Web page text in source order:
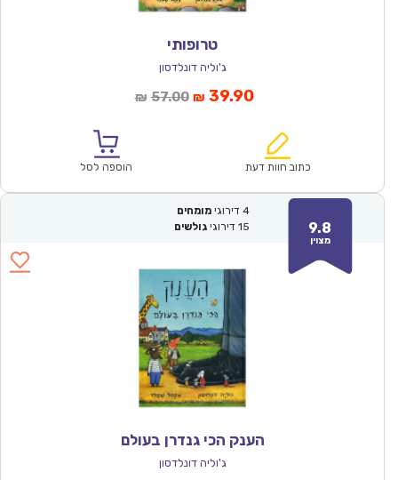
טרופותי
ג'וליה דונלדסון
₪ 57.00המחיר
₪57.00.
₪ 39.90המחיר
הוא:
כתוב חוות דעת הוספה לסל
9.8
מצוין
4 דירוגי מומחים
15 דירוגי גולשים
הענק הכי גנדרן בעולם
ג'וליה דונלדסון